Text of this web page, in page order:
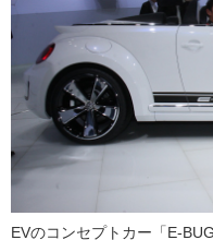
EVのコンセプトカー「E-